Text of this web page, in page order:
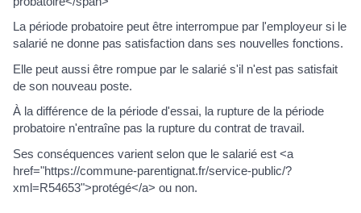
La période probatoire peut être interrompue par l'employeur si le
salarié ne donne pas satisfaction dans ses nouvelles fonctions.
Elle peut aussi être rompue par le salarié s'il n'est pas satisfait
de son nouveau poste.
À la différence de la période d'essai, la rupture de la période
probatoire n'entraîne pas la rupture du contrat de travail.
Ses conséquences varient selon que le salarié est <a
href="https://commune-parentignat.fr/service-public/?
xml=R54653">protégé</a> ou non.